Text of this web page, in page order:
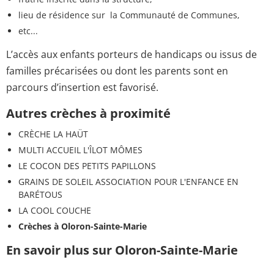
lieu de résidence sur la Communauté de Communes,
etc...
L’accès aux enfants porteurs de handicaps ou issus de
familles précarisées ou dont les parents sont en
parcours d’insertion est favorisé.
Autres crèches à proximité
CRÈCHE LA HAÜT
MULTI ACCUEIL L'ÎLOT MÔMES
LE COCON DES PETITS PAPILLONS
GRAINS DE SOLEIL ASSOCIATION POUR L'ENFANCE EN
BARÉTOUS
LA COOL COUCHE
Crèches à Oloron-Sainte-Marie
En savoir plus sur Oloron-Sainte-Marie